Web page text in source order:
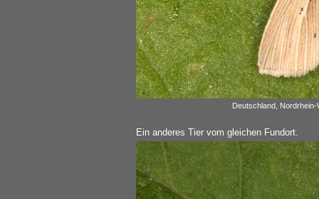
Deutschland,
Ein anderes Tier vom gleichen Fundort.